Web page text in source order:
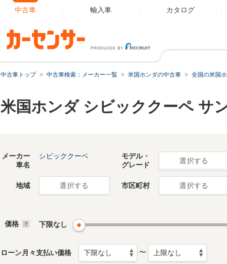
中古車 輸入車 カタログ
中古車トップ 中古車検索：メーカー一覧 米国ホンダの中古車 全国の米国
米国ホンダ シビッククーペ サ
メーカー
車名
シビッククーペ
モデル・
グレード
選択する
地域 選択する 市区町村 選択する
価格 下限なし
ローン月々支払い価格 〜